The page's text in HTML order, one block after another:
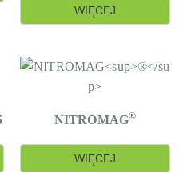
WIĘCEJ
NITROMAG®
WIĘCEJ